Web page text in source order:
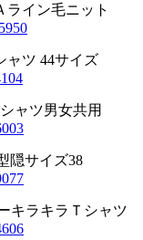
イン毛ニット
ャツ 44サイズ
ャツ男女共用
隠サイズ38
キラキラＴシャツ